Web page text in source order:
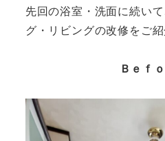
先回の浴室・洗面に続い
グ・リビングの改修をご紹
Ｂｅｆ